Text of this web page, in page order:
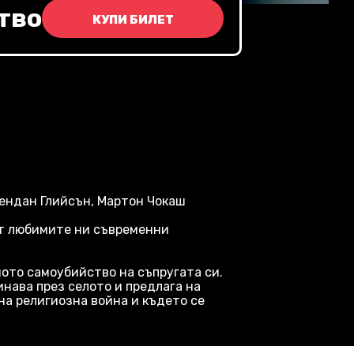
КУПИ БИЛЕТ
Глийсън, Мартон Чокаш
любимите ни съвременни
самоубийство на съпругата си.
през селото и предлага на
религиозна война и където се